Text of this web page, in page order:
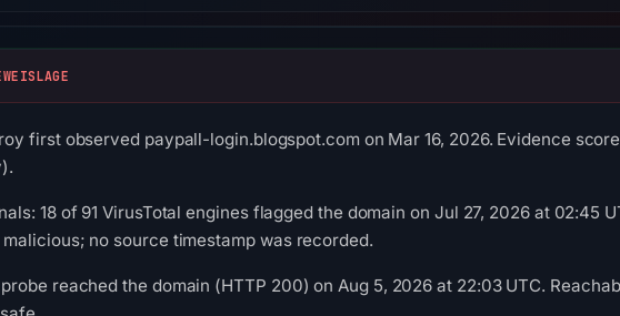
first observed paypall-login.blogspot.com on Mar 16, 2026. Evidence
18 of 91 VirusTotal engines flagged the domain on Jul 27, 2026 at 02:45
no source timestamp was recorded.
reached the domain (HTTP 200) on Aug 5, 2026 at 22:03 UTC.